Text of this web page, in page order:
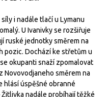
i nadále tlačí u Lymanu
U Ivanivky se rozšiřuje
ruské jednotky směrem na
pozic. Dochází ke střetům u
okupanti snaží zpomalovat
Novovodjaneho směrem na
hlásí úspěšné obranné
nadále probíhají těžké